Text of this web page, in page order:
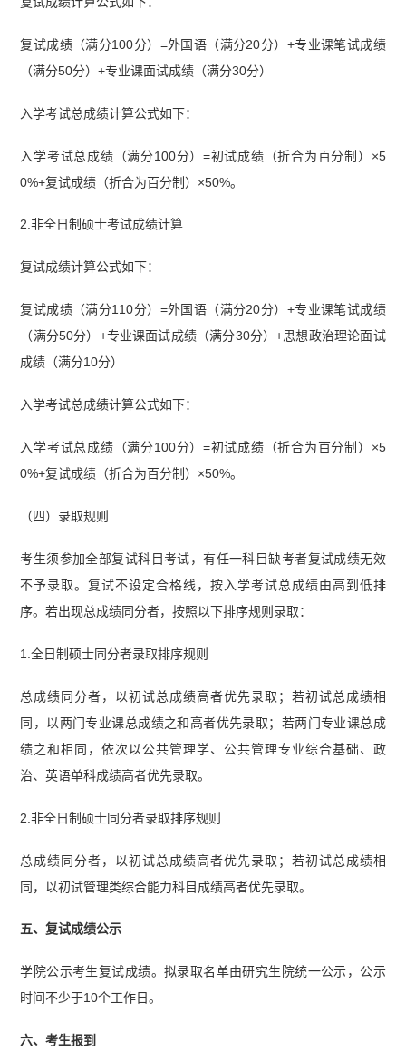
复试成绩（满分100分）=外国语（满分20分）+专业课笔试成绩
（满分50分）+专业课面试成绩（满分30分）
入学考试总成绩计算公式如下：
入学考试总成绩（满分100分）=初试成绩（折合为百分制）×5
0%+复试成绩（折合为百分制）×50%。
2.非全日制硕士考试成绩计算
复试成绩计算公式如下：
复试成绩（满分110分）=外国语（满分20分）+专业课笔试成绩
（满分50分）+专业课面试成绩（满分30分）+思想政治理论面试
成绩（满分10分）
入学考试总成绩计算公式如下：
入学考试总成绩（满分100分）=初试成绩（折合为百分制）×5
0%+复试成绩（折合为百分制）×50%。
（四）录取规则
考生须参加全部复试科目考试，有任一科目缺考者复试成绩无效
不予录取。复试不设定合格线，按入学考试总成绩由高到低排
序。若出现总成绩同分者，按照以下排序规则录取：
1.全日制硕士同分者录取排序规则
总成绩同分者，以初试总成绩高者优先录取；若初试总成绩相
同，以两门专业课总成绩之和高者优先录取；若两门专业课总成
绩之和相同，依次以公共管理学、公共管理专业综合基础、政
治、英语单科成绩高者优先录取。
2.非全日制硕士同分者录取排序规则
总成绩同分者，以初试总成绩高者优先录取；若初试总成绩相
同，以初试管理类综合能力科目成绩高者优先录取。
五、复试成绩公示
学院公示考生复试成绩。拟录取名单由研究生院统一公示，公示
时间不少于10个工作日。
六、考生报到